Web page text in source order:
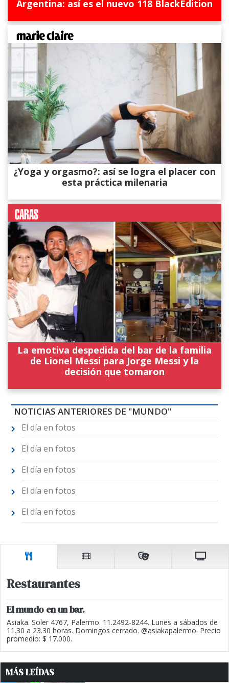
Argentina: así es el nuevo 118 BlackEdition
¿Yoga y orgasmo?: así se logra el placer con
esta práctica milenaria
La emotiva despedida del bar de la familia
de Lionel Messi para Jorge Messi y la
decisión que tomaron
NOTICIAS ANTERIORES DE "MUNDO"
El día en fotos
El día en fotos
El día en fotos
El día en fotos
El día en fotos
Restaurantes
El mundo en un bar.
Asiaka. Soler 4767, Palermo. 11.2492-8244. Lunes a sábados de
11.30 a 23.30 horas. Domingos cerrado. @asiakapalermo. Precio
promedio: $ 17.000.
MÁS LEÍDAS